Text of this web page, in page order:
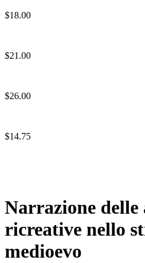
$18.00
$21.00
$26.00
$14.75
Narrazione
ricreative nello
medioevo